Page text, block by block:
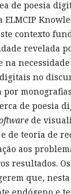
de poesia
contexto
revelada
na
no
por
de poesia
de
de teoria de
aos
resultados.
que,